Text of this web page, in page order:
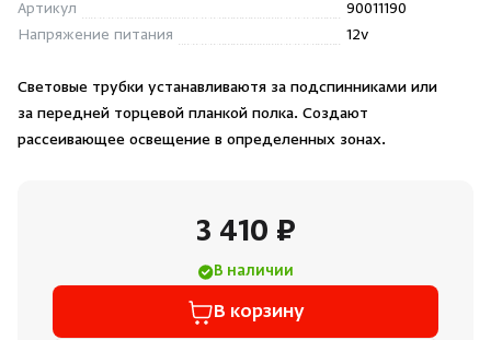
Аксессуары для печей
Ароматы
Душевые поддоны и системы слива
Лёдогенераторы
Артикул
90011190
Напряжение питания
12v
Световые трубки устанавливаютя за подспинниками или
за передней торцевой планкой полка. Создают
рассеивающее освещение в определенных зонах.
3 410 ₽
В наличии
В корзину